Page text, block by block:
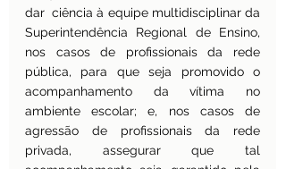
dar  ciência à equipe multidisciplinar da
Superintendência Regional de Ensino,
nos casos de profissionais da rede
pública, para que seja promovido o
acompanhamento da vítima no
ambiente escolar; e, nos casos de
agressão de profissionais da rede
privada, assegurar que tal